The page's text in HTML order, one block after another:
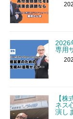
2026
専用
【
ネス
演し